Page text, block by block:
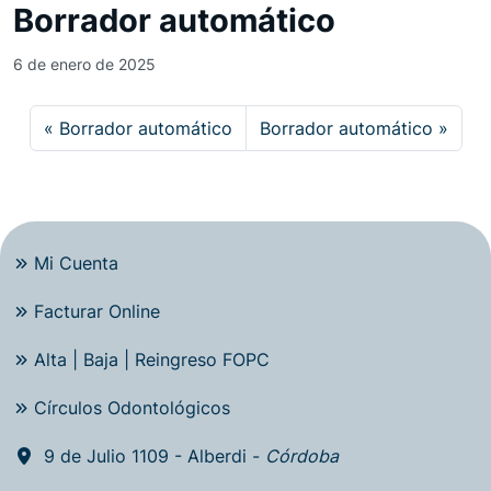
Borrador automático
6 de enero de 2025
Borrador automático Borrador automático
Mi Cuenta
Facturar Online
Alta | Baja | Reingreso FOPC
Círculos Odontológicos
9 de Julio 1109 - Alberdi - Córdoba